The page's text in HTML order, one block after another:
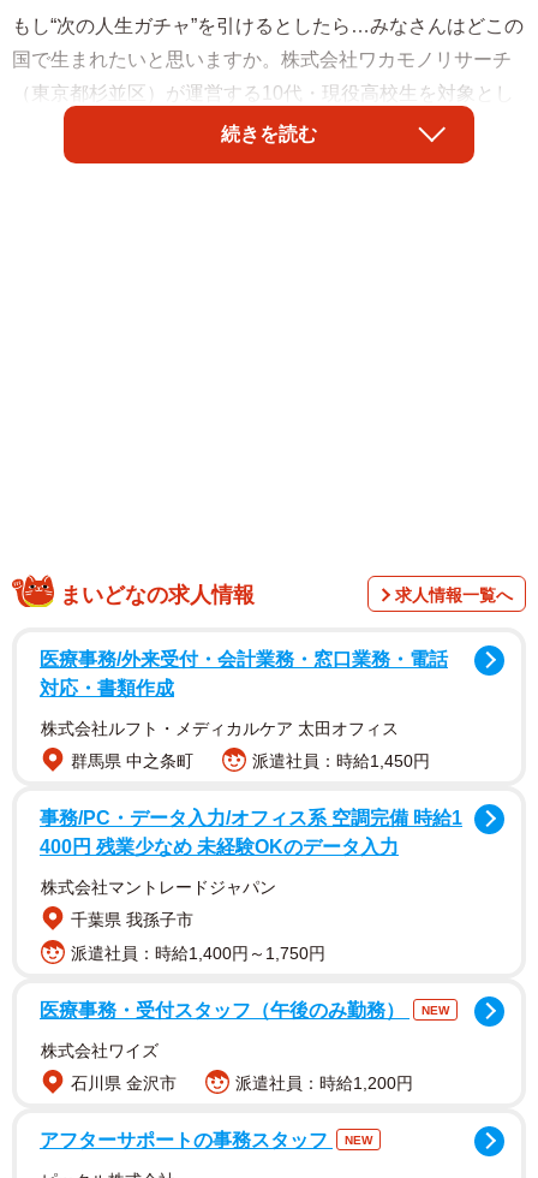
もし“次の人生ガチャ”を引けるとしたら…みなさんはどこの
国で生まれたいと思いますか。株式会社ワカモノリサーチ
（東京都杉並区）が運営する10代・現役高校生を対象とし
たマーケティング情報サイト『ワカモノリサーチ』が令和
の若者に聞いた「生まれ変わったらこの国に生まれたい」
調査は、全国の15～19歳の男女295名を対象として、2026
生まれ変わったらどの国に生まれたいですか？（出典：ワカモノリサー
チ／https://wakamono-research.co.jp/media/）
調査の結果、1位には「日本」（59.7％）が選ばれました。
日本を選んだ若者の声を見ていくと、「日本に勝る国はな
続きを読む
まいどなの求人情報 求人情報一覧へ
医療事務/外来受付・会計業務・窓口業務・電話
対応・書類作成
株式会社ルフト・メディカルケア 太田オフィス
群馬県 中之条町
派遣社員：時給1,450円
事務/PC・データ入力/オフィス系 空調完備 時給1
400円 残業少なめ 未経験OKのデータ入力
株式会社マントレードジャパン
千葉県 我孫子市
派遣社員：時給1,400円～1,750円
医療事務・受付スタッフ（午後のみ勤務） NEW
株式会社ワイズ
石川県 金沢市
派遣社員：時給1,200円
アフターサポートの事務スタッフ NEW